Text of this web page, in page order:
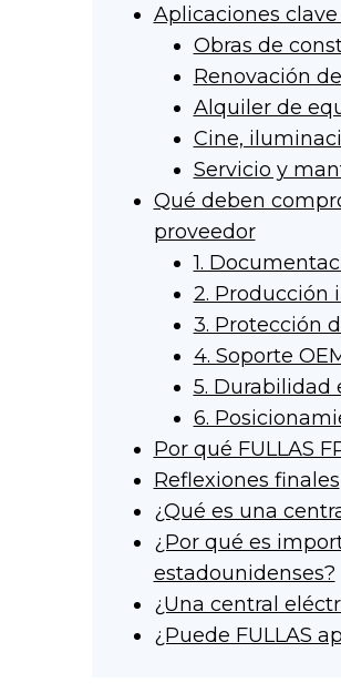
Aplicaciones
Obras de
Renovación
Alquiler de
Cine,
Servicio y
Qué deben
proveedor
1.
2. Producción
3. Protección
4. Soporte
5. Durabilidad
6.
Por qué FULLAS
Reflexiones finales
¿Qué es una
¿Por qué es
estadounidenses?
¿Una central
¿Puede FULLAS